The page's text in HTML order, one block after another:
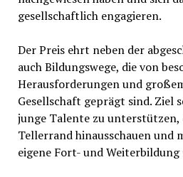
gesellschaftlich engagieren.
Der Preis ehrt neben der
auch Bildungswege, die von
Herausforderungen und
Gesellschaft geprägt sind. Ziel
junge Talente zu unterstützen,
Tellerrand hinausschauen und
eigene Fort- und